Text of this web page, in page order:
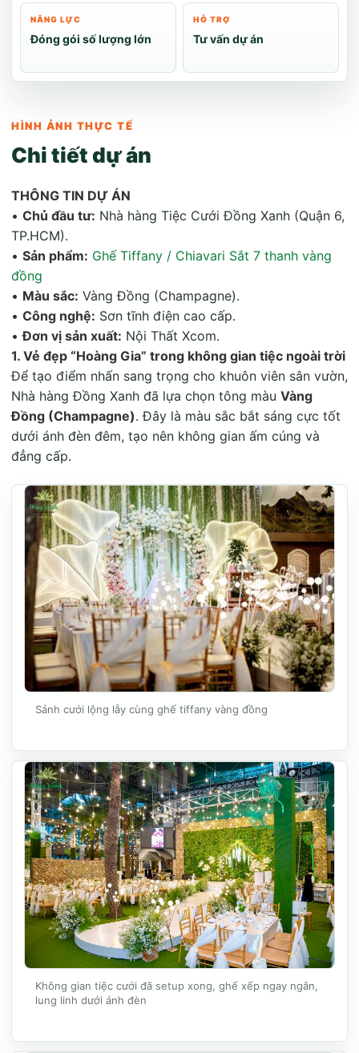
NĂNG LỰC
Đóng gói số lượng lớn
HỖ TRỢ
Tư vấn dự án
HÌNH ẢNH THỰC TẾ
Chi tiết dự án
THÔNG TIN DỰ ÁN
• Chủ đầu tư: Nhà hàng Tiệc Cưới Đồng Xanh (Quận 6,
TP.HCM).
• Sản phẩm: Ghế Tiffany / Chiavari Sắt 7 thanh vàng
đồng
• Màu sắc: Vàng Đồng (Champagne).
• Công nghệ: Sơn tĩnh điện cao cấp.
•Đơn vị sản xuất: Nội Thất Xcom.
1. Vẻ đẹp “Hoàng Gia” trong không gian tiệc ngoài trời
Để tạo điểm nhấn sang trọng cho khuôn viên sân vườn,
Nhà hàng Đồng Xanh đã lựa chọn tông màu Vàng
Đồng (Champagne). Đây là màu sắc bắt sáng cực tốt
dưới ánh đèn đêm, tạo nên không gian ấm cúng và
đẳng cấp.
Sảnh cưới lộng lẫy cùng ghế tiffany vàng đồng
Không gian tiệc cưới đã setup xong, ghế xếp ngay ngắn,
lung linh dưới ánh đèn